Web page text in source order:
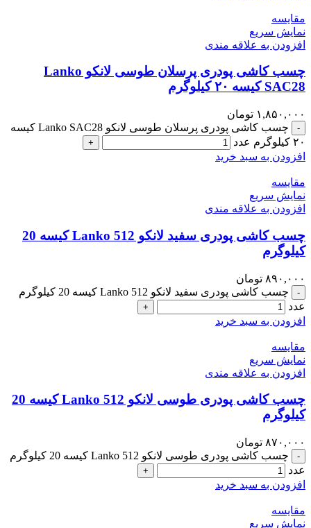
مقايسه
نمایش سریع
افزودن به علاقه مندی
چسب کاشی پودری پرسلان طوسی لانکو Lanko
SAC28 کیسه ۲۰ کیلوگرم
۱,۸۵۰,۰۰۰ تومان
-
چسب کاشی پودری پرسلان طوسی لانکو Lanko SAC28 کیسه
۲۰ کیلوگرم عدد
+
افزودن به سبد خرید
مقايسه
نمایش سریع
افزودن به علاقه مندی
چسب کاشی پودری سفید لانکو Lanko 512 کیسه 20
کیلوگرم
۸۹۰,۰۰۰ تومان
-
چسب کاشی پودری سفید لانکو Lanko 512 کیسه 20 کیلوگرم
عدد
+
افزودن به سبد خرید
مقايسه
نمایش سریع
افزودن به علاقه مندی
چسب کاشی پودری طوسی لانکو Lanko 512 کیسه 20
کیلوگرم
۸۷۰,۰۰۰ تومان
-
چسب کاشی پودری طوسی لانکو Lanko 512 کیسه 20 کیلوگرم
عدد
+
افزودن به سبد خرید
مقايسه
نمایش سریع